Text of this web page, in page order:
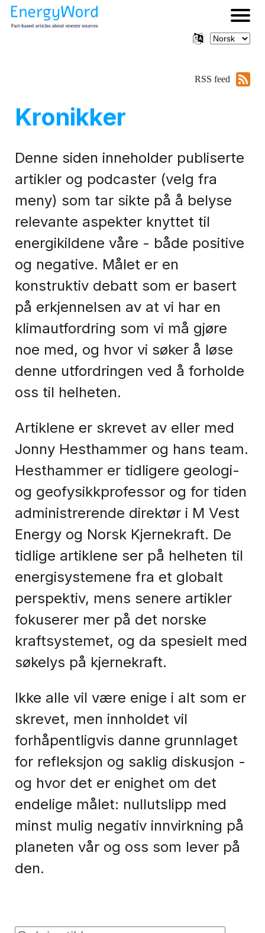
RSS feed
Kronikker
Denne siden inneholder publiserte
artikler og podcaster (velg fra
meny) som tar sikte på å belyse
relevante aspekter knyttet til
energikildene våre - både positive
og negative. Målet er en
konstruktiv debatt som er basert
på erkjennelsen av at vi har en
klimautfordring som vi må gjøre
noe med, og hvor vi søker å løse
denne utfordringen ved å forholde
oss til helheten.
Artiklene er skrevet av eller med
Jonny Hesthammer og hans team.
Hesthammer er tidligere geologi-
og geofysikkprofessor og for tiden
administrerende direktør i M Vest
Energy og Norsk Kjernekraft. De
tidlige artiklene ser på helheten til
energisystemene fra et globalt
perspektiv, mens senere artikler
fokuserer mer på det norske
kraftsystemet, og da spesielt med
søkelys på kjernekraft.
Ikke alle vil være enige i alt som er
skrevet, men innholdet vil
forhåpentligvis danne grunnlaget
for refleksjon og saklig diskusjon -
og hvor det er enighet om det
endelige målet: nullutslipp med
minst mulig negativ innvirkning på
planeten vår og oss som lever på
den.